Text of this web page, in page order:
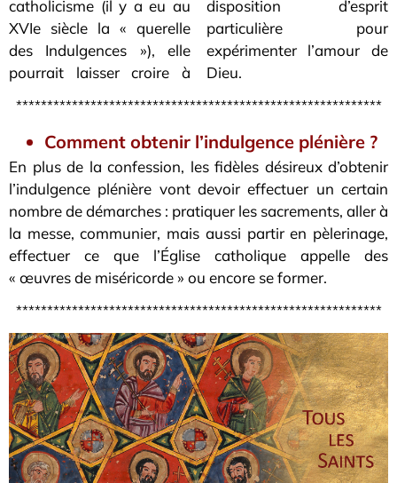
catholicisme (il y a eu au
XVIe siècle la « querelle
des Indulgences »), elle
pourrait laisser croire à
disposition d’esprit
particulière pour
expérimenter l’amour de
Dieu.
***********************************************************
Comment obtenir l’indulgence plénière ?
En plus de la confession, les fidèles désireux d’obtenir
l’indulgence plénière vont devoir effectuer un certain
nombre de démarches : pratiquer les sacrements, aller à
la messe, communier, mais aussi partir en pèlerinage,
effectuer ce que l’Église catholique appelle des
« œuvres de miséricorde » ou encore se former.
***********************************************************